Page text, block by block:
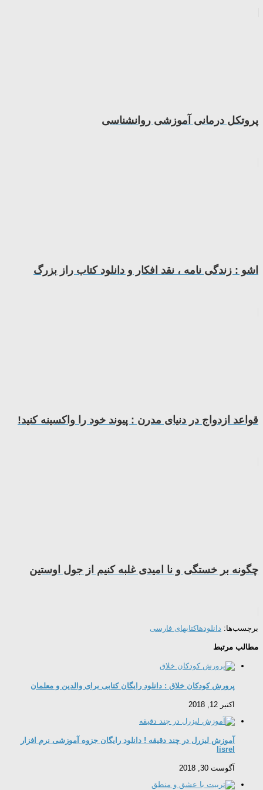
پروتکل درمانی آموزشی روانشناسی
اشو : زندگی نامه ، نقد افکار و دانلود کتاب راز بزرگ
قواعد ازدواج در دنیای مدرن : پیوند خود را واکسینه کنید!
چگونه بر خستگی و نا امیدی غلبه کنیم از جول اوستین
برچسب‌ها: دانلودهاکتابهای فارسی
مطالب مرتبط
پرورش کودکان خلاق : دانلود رایگان کتابی برای والدین و معلمان
اکتبر 12, 2018
آموزش لیزرل در چند دقیقه ! دانلود رایگان جزوه آموزشی نرم افزار
lisrel
آگوست 30, 2018